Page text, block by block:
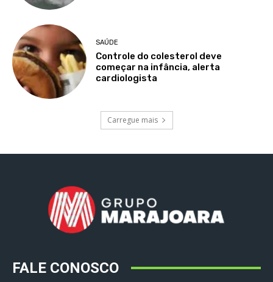
SAÚDE
Controle do colesterol deve
começar na infância, alerta
cardiologista
Carregue mais
FALE CONOSCO